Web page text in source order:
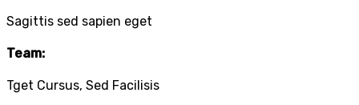
Sagittis sed sapien eget
Team:
Tget Cursus, Sed Facilisis